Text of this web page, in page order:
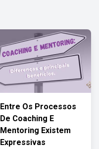
Entre Os Processos
De Coaching E
Mentoring Existem
Expressivas